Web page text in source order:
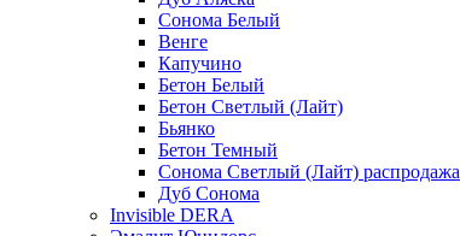
Сонома Белый
Венге
Капучино
Бетон Белый
Бетон Светлый (Лайт)
Бьянко
Бетон Темный
Сонома Светлый (Лайт) распродажа
Дуб Сонома
Invisible DERA